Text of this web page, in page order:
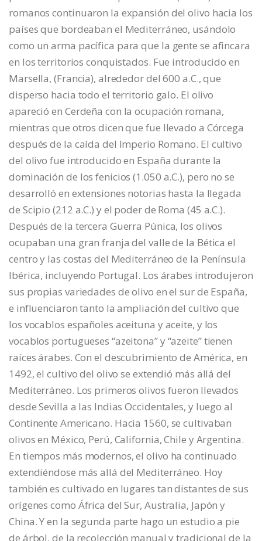
romanos continuaron la expansión del olivo hacia los
países que bordeaban el Mediterráneo, usándolo
como un arma pacífica para que la gente se afincara
en los territorios conquistados. Fue introducido en
Marsella, (Francia), alrededor del 600 a.C., que
disperso hacia todo el territorio galo. El olivo
apareció en Cerdeña con la ocupación romana,
mientras que otros dicen que fue llevado a Córcega
después de la caída del Imperio Romano. El cultivo
del olivo fue introducido en España durante la
dominación de los fenicios (1.050 a.C.), pero no se
desarrolló en extensiones notorias hasta la llegada
de Scipio (212 a.C.) y el poder de Roma (45 a.C.).
Después de la tercera Guerra Púnica, los olivos
ocupaban una gran franja del valle de la Bética el
centro y las costas del Mediterráneo de la Península
Ibérica, incluyendo Portugal. Los árabes introdujeron
sus propias variedades de olivo en el sur de España,
e influenciaron tanto la ampliación del cultivo que
los vocablos españoles aceituna y aceite, y los
vocablos portugueses “azeitona” y “azeite” tienen
raíces árabes. Con el descubrimiento de América, en
1492, el cultivo del olivo se extendió más allá del
Mediterráneo. Los primeros olivos fueron llevados
desde Sevilla a las Indias Occidentales, y luego al
Continente Americano. Hacia 1560, se cultivaban
olivos en México, Perú, California, Chile y Argentina.
En tiempos más modernos, el olivo ha continuado
extendiéndose más allá del Mediterráneo. Hoy
también es cultivado en lugares tan distantes de sus
orígenes como África del Sur, Australia, Japón y
China. Y en la segunda parte hago un estudio a pie
de árbol, de la recolección manual y tradicional de la